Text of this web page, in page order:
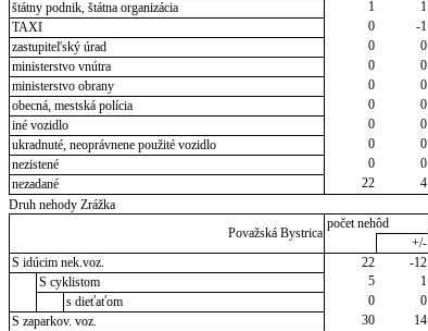
štátny podnik, štátna organizácia
1 1
TAXI
0 -1
zastupiteľský úrad
0 0
ministerstvo vnútra
0 0
ministerstvo obrany
0 0
obecná, mestská polícia
0 0
iné vozidlo
0 0
ukradnuté, neoprávnene použité vozidlo
0 0
nezistené
0 0
nezadané
22 4
Druh nehody Zrážka
Považská Bystrica
počet nehôd
+/-
S idúcim nek.voz.
22 -12
S cyklistom
5 1
s dieťaťom
0 0
S zaparkov. voz.
30 14